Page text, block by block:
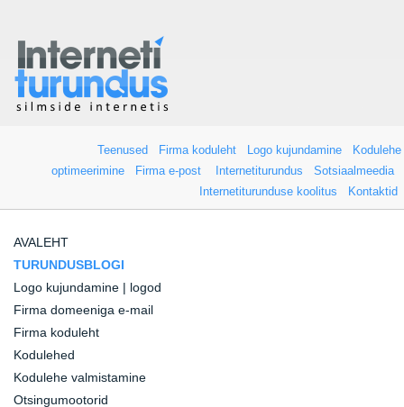
Teenused Firma koduleht Logo kujundamine
Kodulehe
optimeerimine
Firma e-post Internetiturundus
Sotsiaalmeedia
Internetiturunduse koolitus
Kontaktid
AVALEHT
TURUNDUSBLOGI
Logo kujundamine | logod
Firma domeeniga e-mail
Firma koduleht
Kodulehed
Kodulehe valmistamine
Otsingumootorid